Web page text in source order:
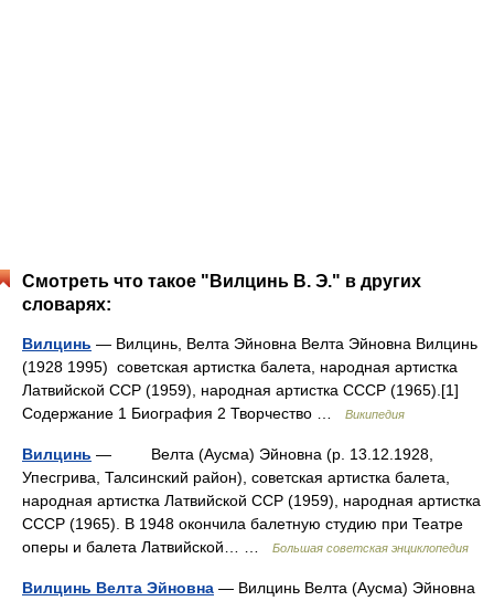
Смотреть что такое "Вилцинь В. Э." в других
словарях:
Вилцинь — Вилцинь, Велта Эйновна Велта Эйновна Вилцинь
(1928 1995) советская артистка балета, народная артистка
Латвийской ССР (1959), народная артистка СССР (1965).[1]
Содержание 1 Биография 2 Творчество …
Википедия
Вилцинь — Велта (Аусма) Эйновна (р. 13.12.1928,
Упесгрива, Талсинский район), советская артистка балета,
народная артистка Латвийской ССР (1959), народная артистка
СССР (1965). В 1948 окончила балетную студию при Театре
оперы и балета Латвийской… …
Большая советская энциклопедия
Вилцинь Велта Эйновна — Вилцинь Велта (Аусма) Эйновна